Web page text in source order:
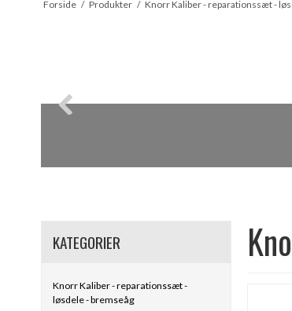
Forside / Produkter / Knorr Kaliber - reparationssæt -
KATEGORIER
Knorr Kaliber - reparationssæt -
løsdele - bremseåg